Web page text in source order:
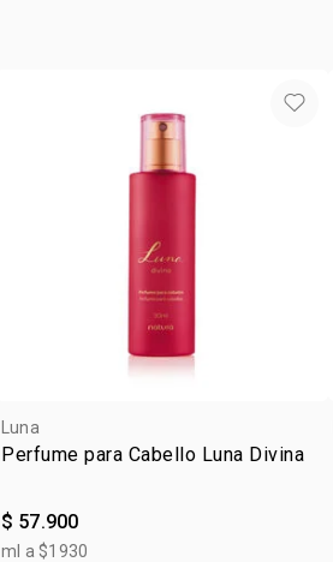
Luna
Perfume para Cabello Luna Divina
$ 57.900
ml a $1930